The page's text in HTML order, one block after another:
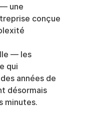
une
conçue
— les
qui
années de
désormais
minutes.